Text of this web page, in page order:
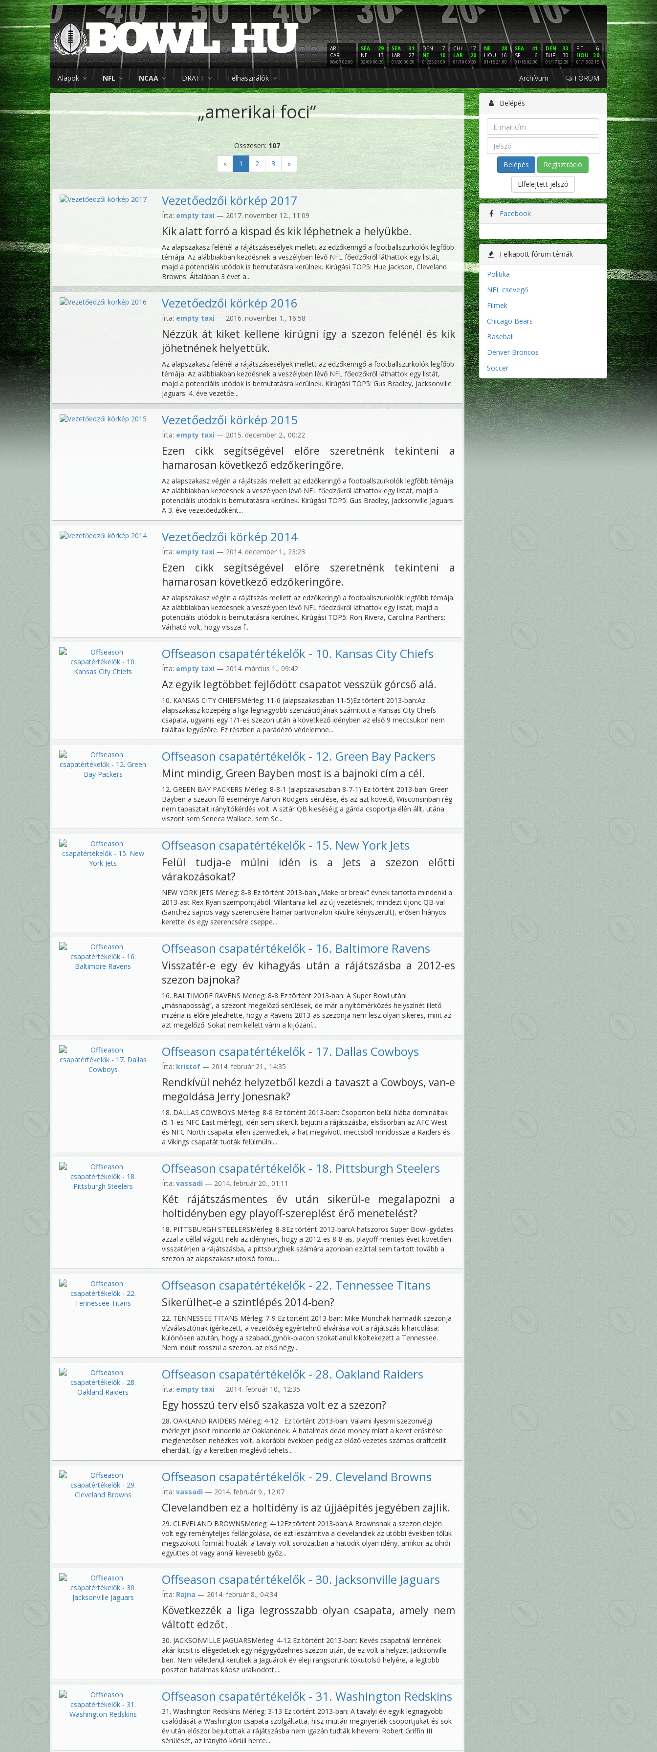
ARI
CAR
08/07 02:00
29
SEA
13
NE
02/09 00:30
31
SEA
27
LAR
01/26 00:30
7
DEN
10
NE
01/25 21:00
17
CHI
20
LAR
01/19 00:30
28
NE
16
HOU
01/18 21:00
41
SEA
6
SF
01/18 02:00
33
DEN
30
BUF
01/17 22:30
6
PIT
30
HOU
01/13 02:15
16
NE
3
LAC
01/12 02:00
PHI
SF
01/11
Alapok NFL NCAA DRAFT Felhasználók Archívum FÓRUM
„amerikai foci”
Összesen:107
«
1 2 3 »
Vezetőedzői körkép 2017
Írta: empty taxi — 2017. november 12., 11:09
Kik alatt forró a kispad és kik léphetnek a helyükbe.
Az alapszakasz felénél a rájátszásesélyek mellett az edzőkeringő a footballszurkolók legfőbb
témája. Az alábbiakban kezdésnek a veszélyben lévő NFL főedzőkről láthattok egy listát,
majd a potenciális utódok is bemutatásra kerülnek. Kirúgási TOP5: Hue Jackson, Cleveland
Browns: Általában 3 évet a...
Vezetőedzői körkép 2016
Írta: empty taxi — 2016. november 1., 16:58
Nézzük át kiket kellene kirúgni így a szezon felénél és kik
jöhetnének helyettük.
Az alapszakasz felénél a rájátszásesélyek mellett az edzőkeringő a footballszurkolók legfőbb
témája. Az alábbiakban kezdésnek a veszélyben lévő NFL főedzőkről láthattok egy listát,
majd a potenciális utódok is bemutatásra kerülnek. Kirúgási TOP5: Gus Bradley, Jacksonville
Jaguars: 4. éve vezetőe...
Vezetőedzői körkép 2015
Írta: empty taxi — 2015. december 2., 00:22
Ezen cikk segítségével előre szeretnénk tekinteni a
hamarosan következő edzőkeringőre.
Az alapszakasz végén a rájátszás mellett az edzőkeringő a footballszurkolók legfőbb témája.
Az alábbiakban kezdésnek a veszélyben lévő NFL főedzőkről láthattok egy listát, majd a
potenciális utódok is bemutatásra kerülnek. Kirúgási TOP5: Gus Bradley, Jacksonville Jaguars:
A 3. éve vezetőedzőként...
Vezetőedzői körkép 2014
Írta: empty taxi — 2014. december 1., 23:23
Ezen cikk segítségével előre szeretnénk tekinteni a
hamarosan következő edzőkeringőre.
Az alapszakasz végén a rájátszás mellett az edzőkeringő a footballszurkolók legfőbb témája.
Az alábbiakban kezdésnek a veszélyben lévő NFL főedzőkről láthattok egy listát, majd a
potenciális utódok is bemutatásra kerülnek. Kirúgási TOP5: Ron Rivera, Carolina Panthers:
Várható volt, hogy vissza f...
Offseason csapatértékelők - 10. Kansas City Chiefs
Írta: empty taxi — 2014. március 1., 09:42
Az egyik legtöbbet fejlődött csapatot vesszük górcső alá.
10. KANSAS CITY CHIEFSMérleg: 11-6 (alapszakaszban 11-5)Ez történt 2013-ban:Az
alapszakasz közepéig a liga legnagyobb szenzációjának számított a Kansas City Chiefs
csapata, ugyanis egy 1/1-es szezon után a következő idényben az első 9 meccsükön nem
találtak legyőzőre. Ez részben a parádézó védelemne...
Offseason csapatértékelők - 12. Green Bay Packers
Mint mindig, Green Bayben most is a bajnoki cím a cél.
12. GREEN BAY PACKERS Mérleg: 8-8-1 (alapszakaszban 8-7-1) Ez történt 2013-ban: Green
Bayben a szezon fő eseménye Aaron Rodgers sérülése, és az azt követő, Wisconsinban rég
nem tapasztalt irányítókérdés volt. A sztár QB kieséséig a gárda csoportja élén állt, utána
viszont sem Seneca Wallace, sem Sc...
Offseason csapatértékelők - 15. New York Jets
Felül tudja-e múlni idén is a Jets a szezon előtti
várakozásokat?
NEW YORK JETS Mérleg: 8-8 Ez történt 2013-ban:„Make or break” évnek tartotta mindenki a
2013-ast Rex Ryan szempontjából. Villantania kell az új vezetésnek, mindezt újonc QB-val
(Sanchez sajnos vagy szerencsére hamar partvonalon kívülre kényszerült), erősen hiányos
kerettel és egy szerencsére cseppe...
Offseason csapatértékelők - 16. Baltimore Ravens
Visszatér-e egy év kihagyás után a rájátszásba a 2012-es
szezon bajnoka?
16. BALTIMORE RAVENS Mérleg: 8-8 Ez történt 2013-ban: A Super Bowl utáni
„másnaposság”, a szezont megelőző sérülések, de már a nyitómérkőzés helyszínét illető
mizéria is előre jelezhette, hogy a Ravens 2013-as szezonja nem lesz olyan sikeres, mint az
azt megelőző. Sokat nem kellett várni a kijózaní...
Offseason csapatértékelők - 17. Dallas Cowboys
Írta: kristof— 2014. február 21., 14:35
Rendkívül nehéz helyzetből kezdi a tavaszt a Cowboys, van-e
megoldása Jerry Jonesnak?
18. DALLAS COWBOYS Mérleg: 8-8 Ez történt 2013-ban: Csoporton belül hiába domináltak
(5-1-es NFC East mérleg), idén sem sikerült bejutni a rájátszásba, elsősorban az AFC West
és NFC North csapatai ellen szenvedtek, a hat megvívott meccsből mindössze a Raiders és
a Vikings csapatát tudták felülmúlni...
Offseason csapatértékelők - 18. Pittsburgh Steelers
Írta: vassadi — 2014. február 20., 01:11
Két rájátszásmentes év után sikerül-e megalapozni a
holtidényben egy playoff-szereplést érő menetelést?
18. PITTSBURGH STEELERSMérleg: 8-8Ez történt 2013-ban:A hatszoros Super Bowl-győztes
azzal a céllal vágott neki az idénynek, hogy a 2012-es 8-8-as, playoff-mentes évet követően
visszatérjen a rájátszásba, a pittsburghiek számára azonban ezúttal sem tartott tovább a
szezon az alapszakasz utolsó fordu...
Offseason csapatértékelők - 22. Tennessee Titans
Sikerülhet-e a szintlépés 2014-ben?
22. TENNESSEE TITANS Mérleg: 7-9 Ez történt 2013-ban: Mike Munchak harmadik szezonja
vízválasztónak ígérkezett, a vezetőség egyértelmű elvárása volt a rájátszás kiharcolása;
különösen azután, hogy a szabadügynök-piacon szokatlanul kiköltekezett a Tennessee.
Nem indult rosszul a szezon, az első négy...
Offseason csapatértékelők - 28. Oakland Raiders
Írta: empty taxi — 2014. február 10., 12:35
Egy hosszú terv első szakasza volt ez a szezon?
28. OAKLAND RAIDERS Mérleg: 4-12 Ez történt 2013-ban: Valami ilyesmi szezonvégi
mérleget jósolt mindenki az Oaklandnek. A hatalmas dead money miatt a keret erősítése
meglehetősen nehézkes volt, a korábbi években pedig az előző vezetés számos draftcetlit
elherdált, így a keretben meglévő tehets...
Offseason csapatértékelők - 29. Cleveland Browns
Írta: vassadi — 2014. február 9., 12:07
Clevelandben ez a holtidény is az újjáépítés jegyében zajlik.
29. CLEVELAND BROWNSMérleg: 4-12Ez történt 2013-ban:A Brownsnak a szezon elején
volt egy reményteljes fellángolása, de ezt leszámítva a clevelandiek az utóbbi években tőlük
megszokott formát hozták: a tavalyi volt sorozatban a hatodik olyan idény, amikor az ohiói
együttes öt vagy annál kevesebb győz...
Offseason csapatértékelők - 30. Jacksonville Jaguars
Írta: Rajna — 2014. február 8., 04:34
Következzék a liga legrosszabb olyan csapata, amely nem
váltott edzőt.
30. JACKSONVILLE JAGUARSMérleg: 4-12 Ez történt 2013-ban: Kevés csapatnál lennének
akár kicsit is elégedettek egy négygyőzelmes szezon után, de ez volt a helyzet Jacksonville-
ben. Nem véletlenül kerültek a Jaguárok év eleji rangsorunk tökutolsó helyére, a legtöbb
poszton hatalmas káosz uralkodott,...
Offseason csapatértékelők - 31. Washington Redskins
31. Washington Redskins Mérleg: 3-13 Ez történt 2013-ban: A tavalyi év egyik legnagyobb
csalódását a Washington csapata szolgáltatta, hisz miután megnyerték csoportjukat és sok
év után először bejutottak a rájátszásba nem igazán tudták kiheverni Robert Griffin III
sérülését, az irányító körüli herce...
Belépés
Regisztráció
Elfelejtett jelszó
Facebook
Felkapott fórum témák
Politika
NFL csevegő
Filmek
Chicago Bears
Baseball
Denver Broncos
Soccer